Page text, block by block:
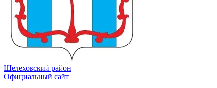
Шелеховский район
Официальный сайт